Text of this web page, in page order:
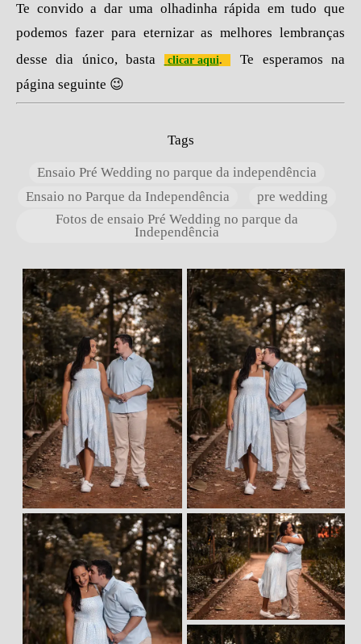
Te convido a dar uma olhadinha rápida em tudo que
podemos fazer para eternizar as melhores lembranças
desse dia único, basta
clicar aqui.
Te esperamos na
página seguinte 😉
Tags
Ensaio Pré Wedding no parque da independência
Ensaio no Parque da Independência
pre wedding
Fotos de ensaio Pré Wedding no parque da
Independência